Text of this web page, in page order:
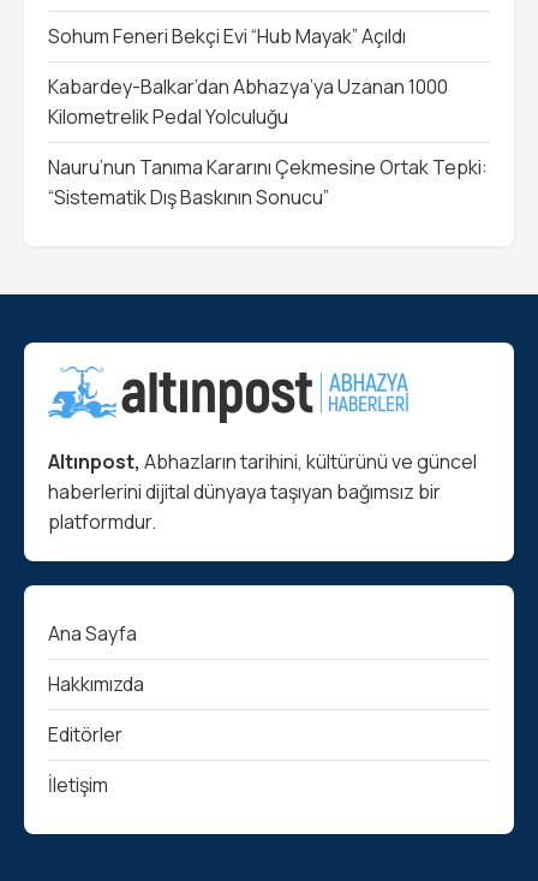
Sohum Feneri Bekçi Evi “Hub Mayak” Açıldı
Kabardey-Balkar’dan Abhazya’ya Uzanan 1000
Kilometrelik Pedal Yolculuğu
Nauru’nun Tanıma Kararını Çekmesine Ortak Tepki:
“Sistematik Dış Baskının Sonucu”
Altınpost, Abhazların tarihini, kültürünü ve güncel
haberlerini dijital dünyaya taşıyan bağımsız bir
platformdur.
Ana Sayfa
Hakkımızda
Editörler
İletişim